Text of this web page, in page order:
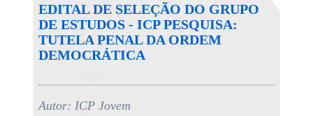
EDITAL DE SELEÇÃO DO GRUPO
DE ESTUDOS - ICP PESQUISA:
TUTELA PENAL DA ORDEM
DEMOCRÁTICA
Autor: ICP Jovem